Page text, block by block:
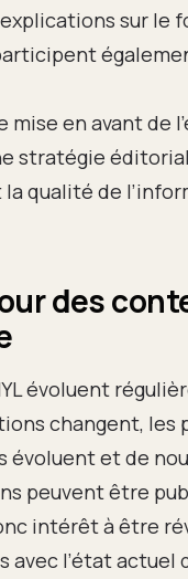
explications sur
mise en avant de
stratégie
qualité de
des
évoluent
changent, les
évoluent et de
peuvent être
intérêt à être
avec l’état actuel